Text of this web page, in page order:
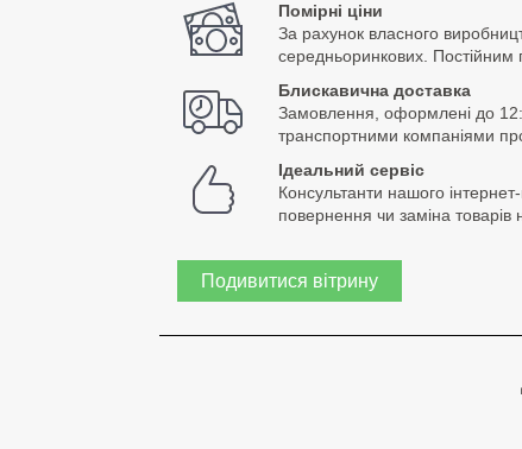
Помірні ціни
За рахунок власного
середньоринкових.
Блискавична доставка
Замовлення, оформлені до
транспортними компаніями
Ідеальний сервіс
Консультанти нашого
повернення чи заміна товарів
Подивитися вітрину